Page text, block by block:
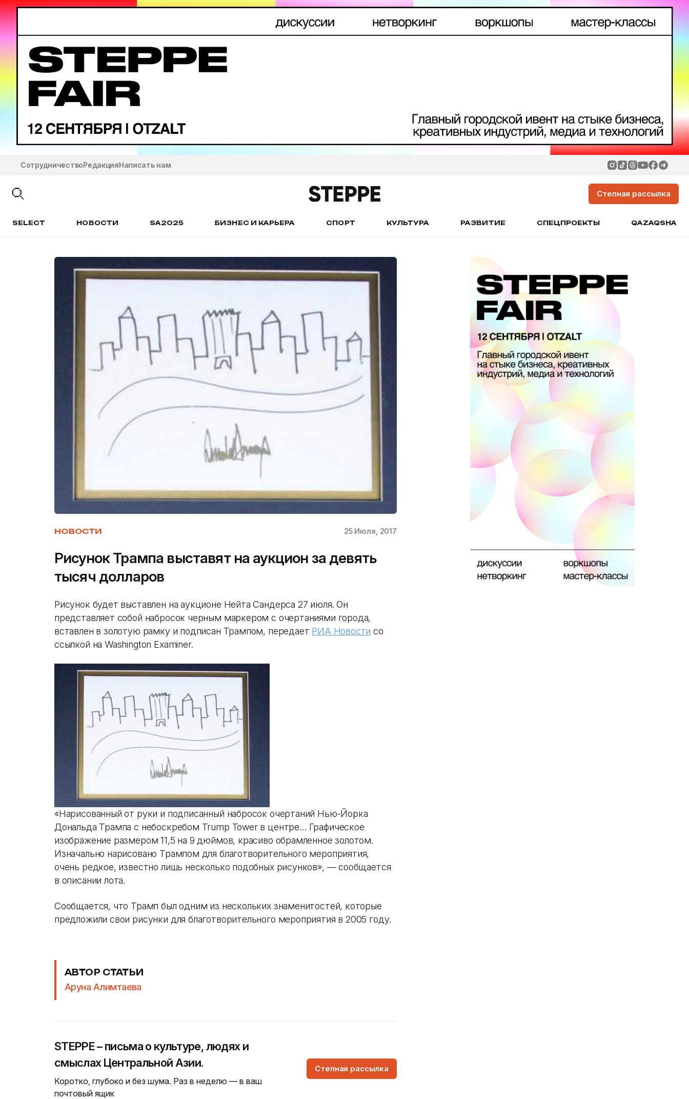
СотрудничествоРедакцияНаписать нам
Степная рассылка
SELECT НОВОСТИ SA2025 БИЗНЕС И КАРЬЕРА СПОРТ КУЛЬТУРА РАЗВИТИЕ СПЕЦПРОЕКТЫ QAZAQSHA
НОВОСТИ 25 Июля, 2017
Рисунок Трампа выставят на аукцион за девять
тысяч долларов
Рисунок будет выставлен на аукционе Нейта Сандерса 27 июля. Он
представляет собой набросок черным маркером с очертаниями города,
вставлен в золотую рамку и подписан Трампом, передает РИА Новости со
ссылкой на Washington Examiner.
«Нарисованный от руки и подписанный набросок очертаний Нью-Йорка
Дональда Трампа с небоскребом Trump Tower в центре… Графическое
изображение размером 11,5 на 9 дюймов, красиво обрамленное золотом.
Изначально нарисовано Трампом для благотворительного мероприятия,
очень редкое, известно лишь несколько подобных рисунков», — сообщается
в описании лота.
Сообщается, что Трамп был одним из нескольких знаменитостей, которые
предложили свои рисунки для благотворительного мероприятия в 2005 году.
АВТОР СТАТЬИ
Аруна Алимтаева
STEPPE – письма о культуре, людях и
смыслах Центральной Азии.
Коротко, глубоко и без шума. Раз в неделю — в ваш
почтовый ящик
Степная рассылка